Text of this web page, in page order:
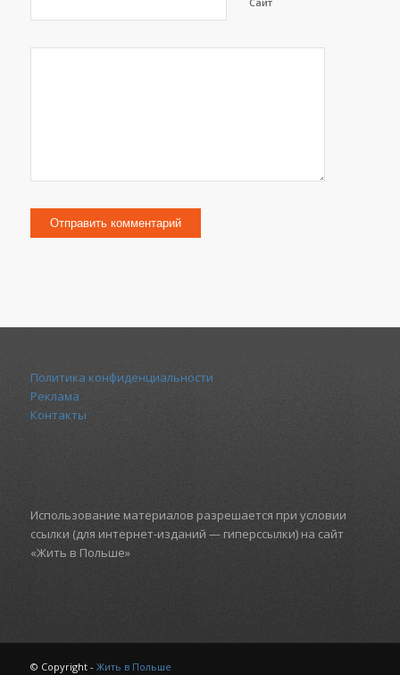
Политика конфиденциальности
Реклама
Контакты
Использование материалов разрешается при условии
ссылки (для интернет-изданий — гиперссылки) на сайт
«Жить в Польше»
© Copyright - Жить в Польше